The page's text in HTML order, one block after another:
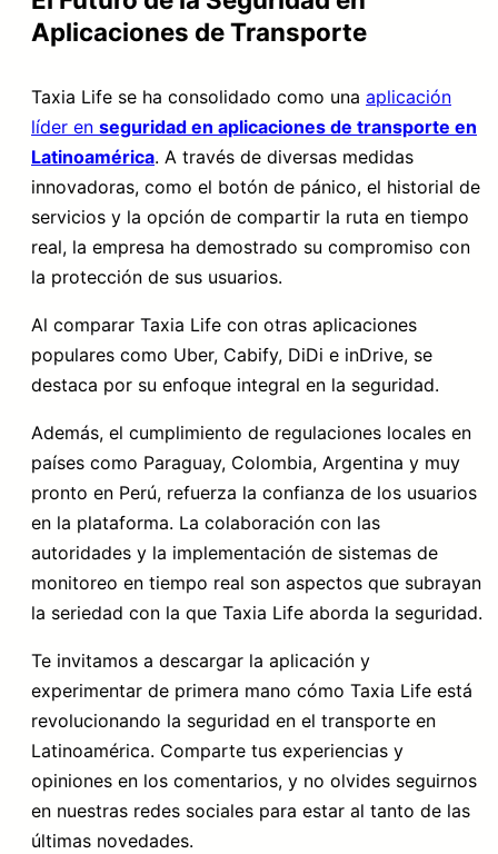
Aplicaciones de Transporte
Taxia Life se ha consolidado como una aplicación
líder en seguridad en aplicaciones de transporte en
Latinoamérica. A través de diversas medidas
innovadoras, como el botón de pánico, el historial de
servicios y la opción de compartir la ruta en tiempo
real, la empresa ha demostrado su compromiso con
la protección de sus usuarios.
Al comparar Taxia Life con otras aplicaciones
populares como Uber, Cabify, DiDi e inDrive, se
destaca por su enfoque integral en la seguridad.
Además, el cumplimiento de regulaciones locales en
países como Paraguay, Colombia, Argentina y muy
pronto en Perú, refuerza la confianza de los usuarios
en la plataforma. La colaboración con las
autoridades y la implementación de sistemas de
monitoreo en tiempo real son aspectos que subrayan
la seriedad con la que Taxia Life aborda la seguridad.
Te invitamos a descargar la aplicación y
experimentar de primera mano cómo Taxia Life está
revolucionando la seguridad en el transporte en
Latinoamérica. Comparte tus experiencias y
opiniones en los comentarios, y no olvides seguirnos
en nuestras redes sociales para estar al tanto de las
últimas novedades.